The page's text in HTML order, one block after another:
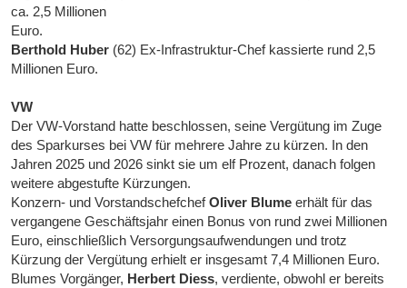
ca. 2,5 Millionen
Euro.
Berthold Huber (62) Ex-Infrastruktur-Chef kassierte rund 2,5
Millionen Euro.
VW
Der VW-Vorstand hatte beschlossen, seine Vergütung im Zuge
des Sparkurses bei VW für mehrere Jahre zu kürzen. In den
Jahren 2025 und 2026 sinkt sie um elf Prozent, danach folgen
weitere abgestufte Kürzungen.
Konzern- und VorstandschefchefOliver Blume erhält für das
vergangene Geschäftsjahr einen Bonus von rund zwei Millionen
Euro, einschließlich Versorgungsaufwendungen und trotz
Kürzung der Vergütung erhielt er insgesamt 7,4 Millionen Euro.
Blumes Vorgänger, Herbert Diess, verdiente, obwohl er bereits